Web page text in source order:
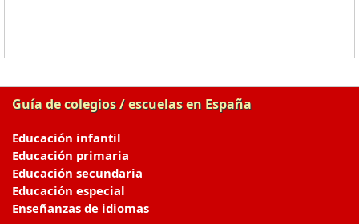
Guía de colegios / escuelas en España
Educación infantil
Educación primaria
Educación secundaria
Educación especial
Enseñanzas de idiomas